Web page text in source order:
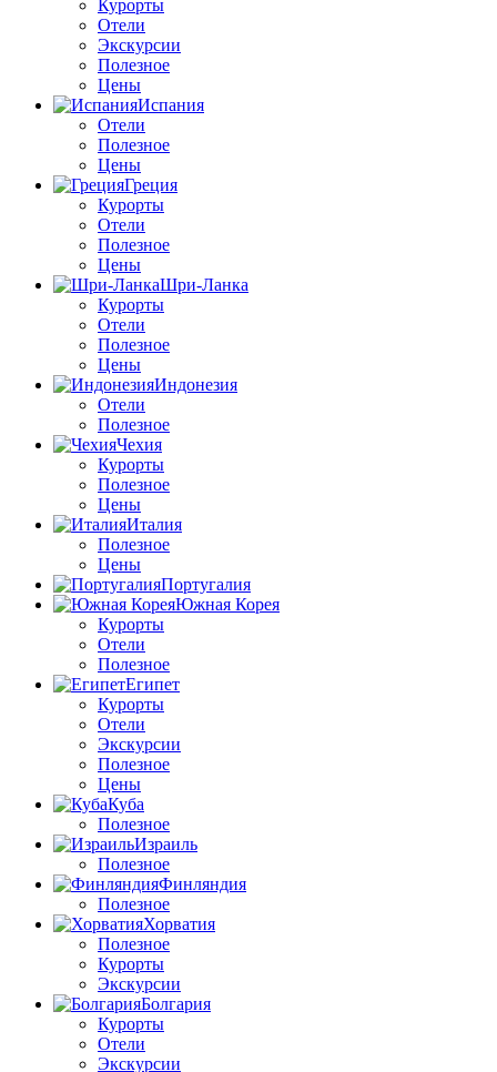
Курорты
Отели
Экскурсии
Полезное
Цены
Испания
Отели
Полезное
Цены
Греция
Курорты
Отели
Полезное
Цены
Шри-Ланка
Курорты
Отели
Полезное
Цены
Индонезия
Отели
Полезное
Чехия
Курорты
Полезное
Цены
Италия
Полезное
Цены
Португалия
Южная Корея
Курорты
Отели
Полезное
Египет
Курорты
Отели
Экскурсии
Полезное
Цены
Куба
Полезное
Израиль
Полезное
Финляндия
Полезное
Хорватия
Полезное
Курорты
Экскурсии
Болгария
Курорты
Отели
Экскурсии